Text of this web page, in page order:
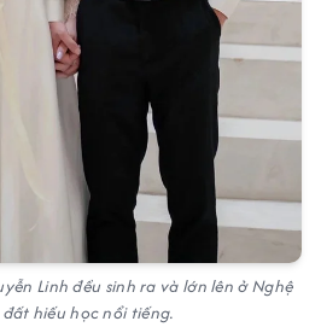
Linh đều sinh ra và lớn lên ở Nghệ
hiếu học nổi tiếng.